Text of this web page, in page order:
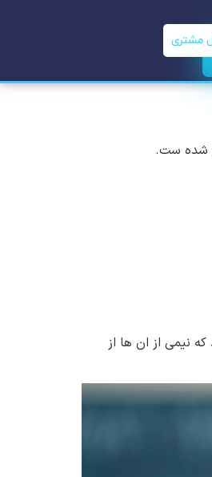
مشتری
شده ست.
نیمی از ان ها از